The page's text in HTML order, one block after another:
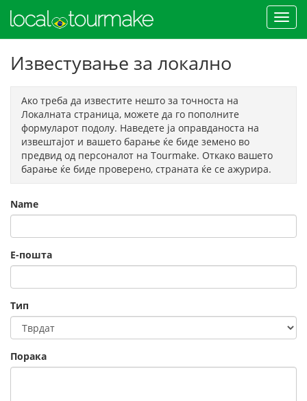
Известување за локално
Ако треба да известите нешто за точноста на
Локалната страница, можете да го пополните
формуларот подолу. Наведете ја оправданоста на
извештајот и вашето барање ќе биде земено во
предвид од персоналот на Tourmake. Откако вашето
барање ќе биде проверено, страната ќе се ажурира.
Name
Е-пошта
Тип
Порака